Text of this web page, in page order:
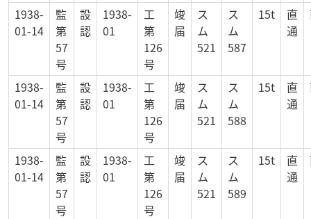
1938-
01-14
監
第
57
号
設
認
1938-
01
工
第
126
号
竣
届
ス
ム
521
ス
ム
587
15t
直
通
1938-
01-14
監
第
57
号
設
認
1938-
01
工
第
126
号
竣
届
ス
ム
521
ス
ム
588
15t
直
通
1938-
01-14
監
第
57
号
設
認
1938-
01
工
第
126
号
竣
届
ス
ム
521
ス
ム
589
15t
直
通